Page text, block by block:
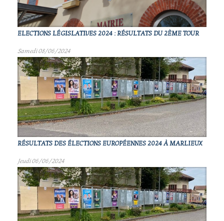
ELECTIONS LÉGISLATIVES 2024 : RÉSULTATS DU 2ÈME TOUR
Samedi 08/06/2024
RÉSULTATS DES ÉLECTIONS EUROPÉENNES 2024 À MARLIEUX
Jeudi 06/06/2024